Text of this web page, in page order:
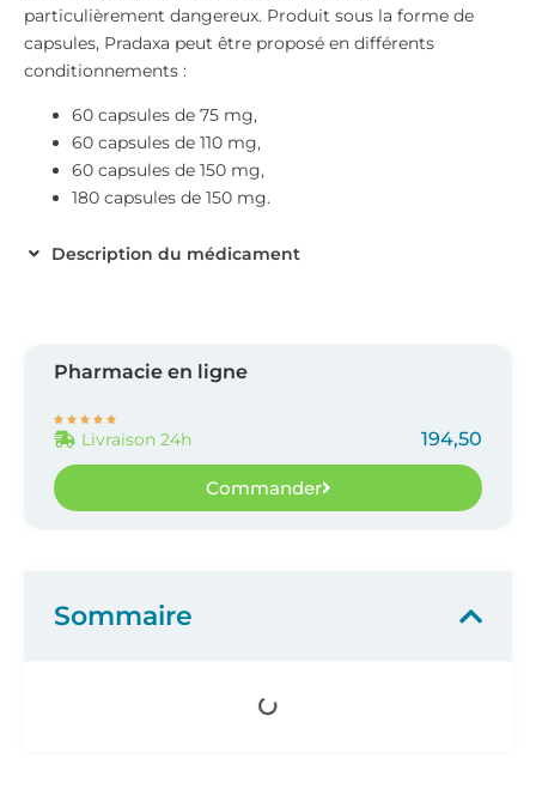
particulièrement dangereux. Produit sous la forme de
capsules, Pradaxa peut être proposé en différents
conditionnements :
60 capsules de 75 mg,
60 capsules de 110 mg,
60 capsules de 150 mg,
180 capsules de 150 mg.
Description du médicament
Pharmacie en ligne
    
Livraison 24h 194,50
Commander
Sommaire